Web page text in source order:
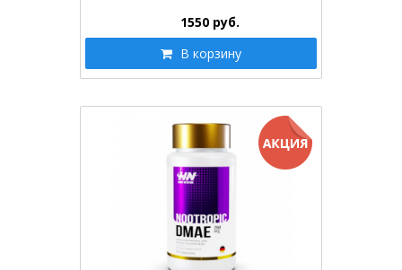
1550 руб.
В корзину